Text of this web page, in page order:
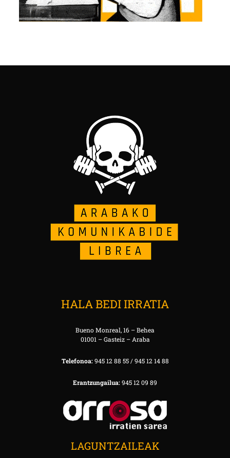
HALA BEDI IRRATIA
Bueno Monreal, 16 – Behea
01001 – Gasteiz – Araba
Telefonoa:945 12 88 55 / 945 12 14 88
Erantzungailua:945 12 09 89
LAGUNTZAILEAK